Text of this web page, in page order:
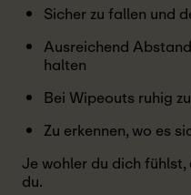
Sicher zu fallen und
Ausreichend
halten
Bei Wipeouts ruhig
Zu erkennen, wo es
Je wohler du dich
du.